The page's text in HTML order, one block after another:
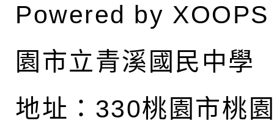
Powered by XOOPS
園市立青溪國民中學
地址： 330桃園市桃